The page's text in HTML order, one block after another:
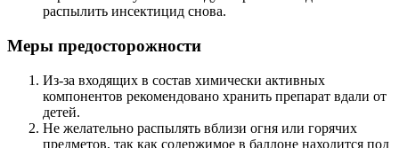
распылить инсектицид снова.
Меры предосторожности
Из-за входящих в состав химически активных
компонентов рекомендовано хранить препарат вдали от
детей.
Не желательно распылять вблизи огня или горячих
предметов, так как содержимое в баллоне находится под